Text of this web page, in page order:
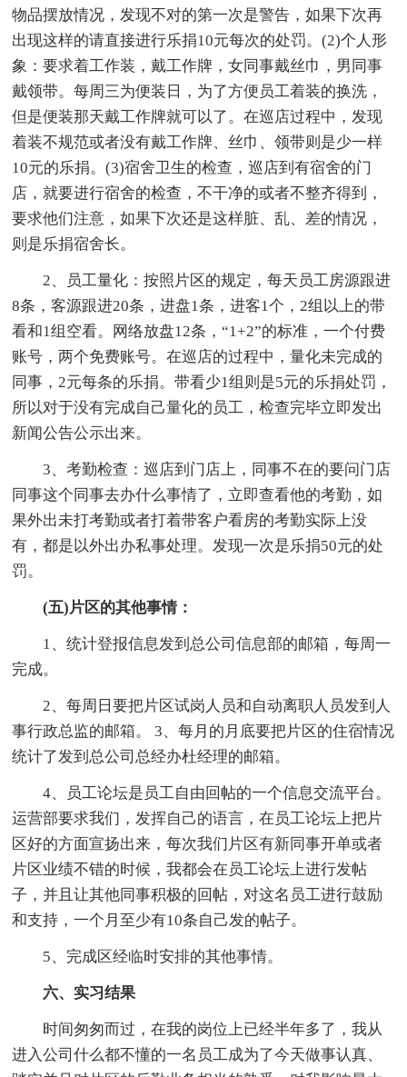
物品摆放情况，发现不对的第一次是警告，如果下次再
出现这样的请直接进行乐捐10元每次的处罚。(2)个人形
象：要求着工作装，戴工作牌，女同事戴丝巾，男同事
戴领带。每周三为便装日，为了方便员工着装的换洗，
但是便装那天戴工作牌就可以了。在巡店过程中，发现
着装不规范或者没有戴工作牌、丝巾、领带则是少一样
10元的乐捐。(3)宿舍卫生的检查，巡店到有宿舍的门
店，就要进行宿舍的检查，不干净的或者不整齐得到，
要求他们注意，如果下次还是这样脏、乱、差的情况，
则是乐捐宿舍长。
2、员工量化：按照片区的规定，每天员工房源跟进
8条，客源跟进20条，进盘1条，进客1个，2组以上的带
看和1组空看。网络放盘12条，“1+2”的标准，一个付费
账号，两个免费账号。在巡店的过程中，量化未完成的
同事，2元每条的乐捐。带看少1组则是5元的乐捐处罚，
所以对于没有完成自己量化的员工，检查完毕立即发出
新闻公告公示出来。
3、考勤检查：巡店到门店上，同事不在的要问门店
同事这个同事去办什么事情了，立即查看他的考勤，如
果外出未打考勤或者打着带客户看房的考勤实际上没
有，都是以外出办私事处理。发现一次是乐捐50元的处
罚。
(五)片区的其他事情：
1、统计登报信息发到总公司信息部的邮箱，每周一
完成。
2、每周日要把片区试岗人员和自动离职人员发到人
事行政总监的邮箱。 3、每月的月底要把片区的住宿情况
统计了发到总公司总经办杜经理的邮箱。
4、员工论坛是员工自由回帖的一个信息交流平台。
运营部要求我们，发挥自己的语言，在员工论坛上把片
区好的方面宣扬出来，每次我们片区有新同事开单或者
片区业绩不错的时候，我都会在员工论坛上进行发帖
子，并且让其他同事积极的回帖，对这名员工进行鼓励
和支持，一个月至少有10条自己发的帖子。
5、完成区经临时安排的其他事情。
六、实习结果
时间匆匆而过，在我的岗位上已经半年多了，我从
进入公司什么都不懂的一名员工成为了今天做事认真、